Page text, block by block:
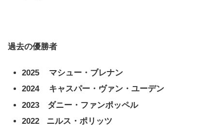
過去の優勝者
2025 マシュー・ブレナン
2024 キャスパー・ヴァン・ユーデン
2023 ダニー・ファンポッペル
2022 ニルス・ポリッツ